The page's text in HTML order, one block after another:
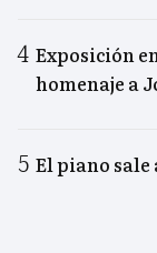
Exposición
homenaje a
El piano sale